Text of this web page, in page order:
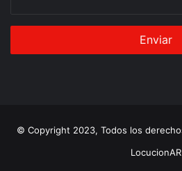
© Copyright 2023, Todos los
LocucionAR